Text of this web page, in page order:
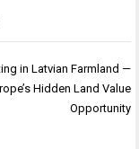
in Latvian Farmland —
Hidden Land Value
Opportunity